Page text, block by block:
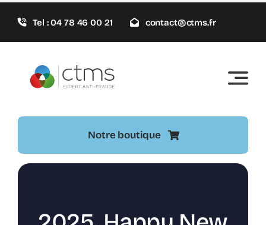
contenu
Tel : 04 78 46 00 21 contact@ctms.fr
Notre boutique